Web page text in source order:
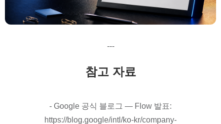
---
참고 자료
- Google 공식 블로그 — Flow 발표:
https://blog.google/intl/ko-kr/company-